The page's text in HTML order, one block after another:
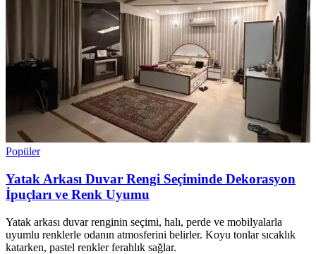
Popüler
Yatak Arkası Duvar Rengi Seçiminde Dekorasyon
İpuçları ve Renk Uyumu
Yatak arkası duvar renginin seçimi, halı, perde ve mobilyalarla
uyumlu renklerle odanın atmosferini belirler. Koyu tonlar sıcaklık
katarken, pastel renkler ferahlık sağlar.